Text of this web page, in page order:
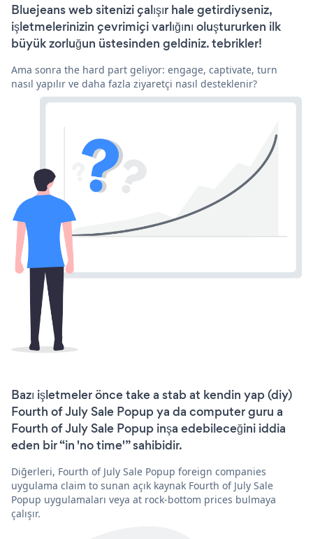
Bluejeans web sitenizi çalışır hale getirdiyseniz,
işletmelerinizin çevrimiçi varlığını oluştururken ilk
büyük zorluğun üstesinden geldiniz. tebrikler!
Ama sonra the hard part geliyor: engage, captivate, turn
nasıl yapılır ve daha fazla ziyaretçi nasıl desteklenir?
Bazı işletmeler önce take a stab at kendin yap (diy)
Fourth of July Sale Popup ya da computer guru a
Fourth of July Sale Popup inşa edebileceğini iddia
eden bir “in 'no time'” sahibidir.
Diğerleri, Fourth of July Sale Popup foreign companies
uygulama claim to sunan açık kaynak Fourth of July Sale
Popup uygulamaları veya at rock-bottom prices bulmaya
çalışır.